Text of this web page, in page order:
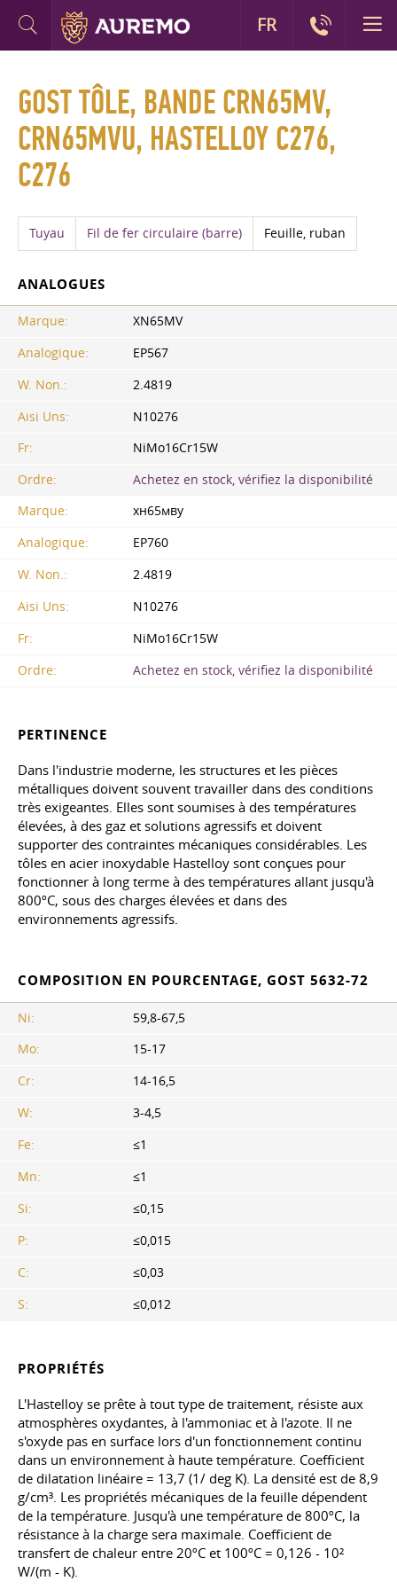
GOST TÔLE, BANDE CRN65MV,
CRN65MVU, HASTELLOY C276,
C276
Tuyau Fil de fer circulaire (barre) Feuille, ruban
ANALOGUES
Marque:
XN65MV
Analogique:
EP567
W. Non.:
2.4819
Aisi Uns:
N10276
Fr:
NiMo16Cr15W
Ordre:
Achetez en stock, vérifiez la disponibilité
Marque:
хн65мву
Analogique:
EP760
W. Non.:
2.4819
Aisi Uns:
N10276
Fr:
NiMo16Cr15W
Ordre:
Achetez en stock, vérifiez la disponibilité
PERTINENCE
Dans l'industrie moderne, les structures et les pièces
métalliques doivent souvent travailler dans des conditions
très exigeantes. Elles sont soumises à des températures
élevées, à des gaz et solutions agressifs et doivent
supporter des contraintes mécaniques considérables. Les
tôles en acier inoxydable Hastelloy sont conçues pour
fonctionner à long terme à des températures allant jusqu'à
800ºC, sous des charges élevées et dans des
environnements agressifs.
COMPOSITION EN POURCENTAGE, GOST 5632-72
Ni:
59,8-67,5
Mo:
15-17
Cr:
14-16,5
W:
3-4,5
Fe:
≤1
Mn:
≤1
Si:
≤0,15
P:
≤0,015
C:
≤0,03
S:
≤0,012
PROPRIÉTÉS
L'Hastelloy se prête à tout type de traitement, résiste aux
atmosphères oxydantes, à l'ammoniac et à l'azote. Il ne
s'oxyde pas en surface lors d'un fonctionnement continu
dans un environnement à haute température. Coefficient
de dilatation linéaire = 13,7 (1/ deg K). La densité est de 8,9
g/cm³. Les propriétés mécaniques de la feuille dépendent
de la température. Jusqu'à une température de 800ºC, la
résistance à la charge sera maximale. Coefficient de
transfert de chaleur entre 20ºC et 100ºC = 0,126 - 10²
W/(m - K).
FR